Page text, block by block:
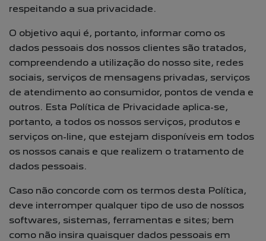
respeitando a sua privacidade.
O objetivo aqui é, portanto, informar como os
dados pessoais dos nossos clientes são tratados,
compreendendo a utilização do nosso site, redes
sociais, serviços de mensagens privadas, serviços
de atendimento ao consumidor, pontos de venda e
outros. Esta Política de Privacidade aplica-se,
portanto, a todos os nossos serviços, produtos e
serviços on-line, que estejam disponíveis em todos
os nossos canais e que realizem o tratamento de
dados pessoais.
Caso não concorde com os termos desta Política,
deve interromper qualquer tipo de uso de nossos
softwares, sistemas, ferramentas e sites; bem
como não insira quaisquer dados pessoais em